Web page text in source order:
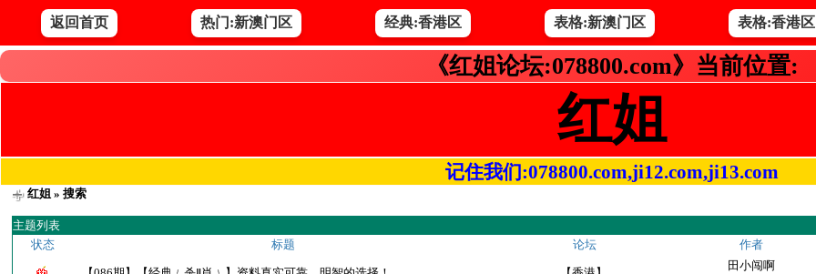
返回首页 热门:新澳门区 经典:香港区 表格:新澳门区 表格:香港区
《红姐论坛:078800.com》当前位置:
红姐
记住我们:078800.com,ji12.com,ji13.com
红姐 » 搜索
主题列表
状态
标题 论坛 作者
田小闯啊